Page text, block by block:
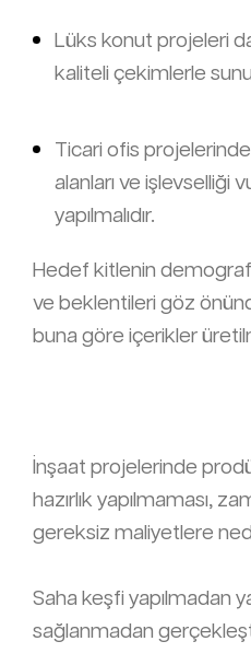
Lüks konut projeleri
kaliteli çekimlerle
Ticari ofis
alanları ve işlevselliği
yapılmalıdır.
Hedef kitlenin
ve beklentileri göz
buna göre içerikler
İnşaat projelerinde
hazırlık yapılmaması,
gereksiz maliyetlere
Saha keşfi yapılmadan
sağlanmadan